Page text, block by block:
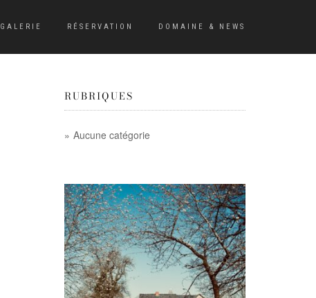
GALERIE RÉSERVATION DOMAINE & NEWS
RUBRIQUES
Aucune catégorie